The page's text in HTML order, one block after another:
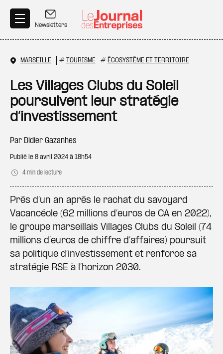
Newsletters
MARSEILLE # TOURISME # ÉCOSYSTÈME ET TERRITOIRE
Les Villages Clubs du Soleil
poursuivent leur stratégie
d’investissement
Par Didier Gazanhes
Publié le 8 avril 2024 à 18h54
4 min de lecture
Près d’un an après le rachat du savoyard
Vacancéole (62 millions d’euros de CA en 2022),
le groupe marseillais Villages Clubs du Soleil (74
millions d’euros de chiffre d’affaires) poursuit
sa politique d’investissement et renforce sa
stratégie RSE à l’horizon 2030.